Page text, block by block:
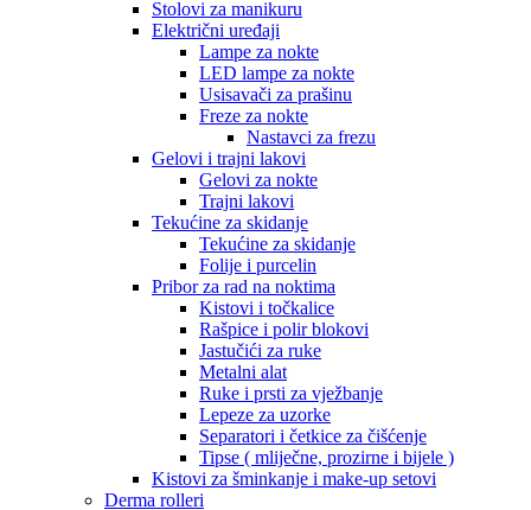
Stolovi za manikuru
Električni uređaji
Lampe za nokte
LED lampe za nokte
Usisavači za prašinu
Freze za nokte
Nastavci za frezu
Gelovi i trajni lakovi
Gelovi za nokte
Trajni lakovi
Tekućine za skidanje
Tekućine za skidanje
Folije i purcelin
Pribor za rad na noktima
Kistovi i točkalice
Rašpice i polir blokovi
Jastučići za ruke
Metalni alat
Ruke i prsti za vježbanje
Lepeze za uzorke
Separatori i četkice za čišćenje
Tipse ( mliječne, prozirne i bijele )
Kistovi za šminkanje i make-up setovi
Derma rolleri